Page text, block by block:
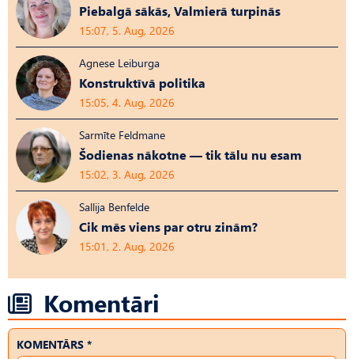
Piebalgā sākās, Valmierā turpinās
15:07, 5. Aug, 2026
Agnese Leiburga
Konstruktīvā politika
15:05, 4. Aug, 2026
Sarmīte Feldmane
Šodienas nākotne — tik tālu nu esam
15:02, 3. Aug, 2026
Sallija Benfelde
Cik mēs viens par otru zinām?
15:01, 2. Aug, 2026
Komentāri
KOMENTĀRS *